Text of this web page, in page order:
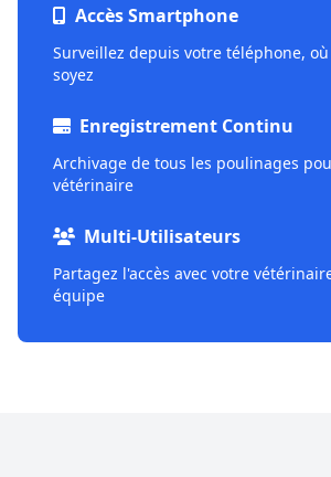
Accès Smartphone
Surveillez depuis votre téléphone,
soyez
Enregistrement Continu
Archivage de tous les poulinages
vétérinaire
Multi-Utilisateurs
Partagez l'accès avec votre
équipe